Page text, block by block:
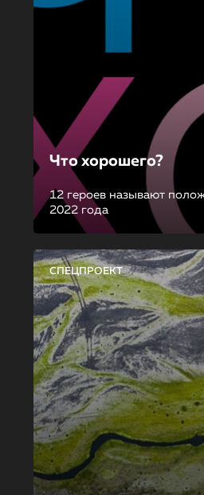
Что хорошего?
12 героев называют
2022 года
СПЕЦПРОЕКТ